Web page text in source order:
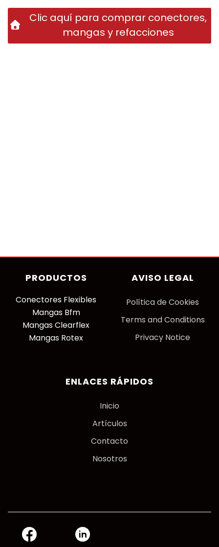
Clic aquí para comprar conectores,
mangas y refacciones
PRODUCTOS
Conectores Flexibles
Mangas Bfm
Mangas Clearflex
Mangas Rotex
AVISO LEGAL
Política de Cookies
Terms and Conditions
Privacy Notice
ENLACES RÁPIDOS
Inicio
Artículos
Contacto
Nosotros